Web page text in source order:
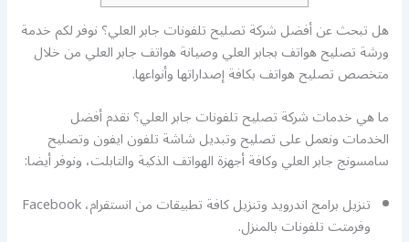
هل تبحث عن أفضل شركة تصليح تلفونات جابر العلي؟ نوفر لكم خدمة
ورشة تصليح هواتف بجابر العلي وصيانة هواتف جابر العلي من خلال
متخصص تصليح هواتف بكافة إصداراتها وأنواعها.
ما هي خدمات شركة تصليح تلفونات جابر العلي؟ نقدم أفضل
الخدمات ونعمل على تصليح وتبديل شاشة تلفون ايفون وتصليح
سامسونج جابر العلي وكافة أجهزة الهواتف الذكية والتابلت، ونوفر أيضا:
تنزيل برامج اندرويد وتنزيل كافة تطبيقات من انستقرام، Facebook
وفرمتت تلفونات بالمنزل.